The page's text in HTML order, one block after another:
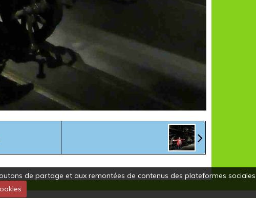
de partage et aux remontées de contenus des plateformes